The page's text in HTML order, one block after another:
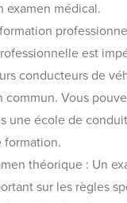
examen médical.
est
conducteurs de
commun. Vous
une école de
formation.
théorique : Un
sur les règles